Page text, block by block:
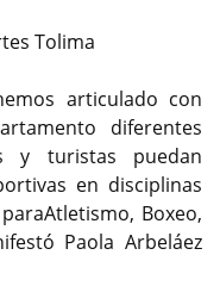
Tolima
articulado con
diferentes
y turistas puedan
en disciplinas
Boxeo,
Paola Arbeláez